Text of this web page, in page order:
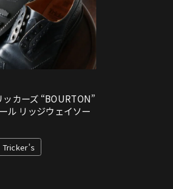
ッカーズ “BOURTON”
ル リッジウェイソー
Tricker's